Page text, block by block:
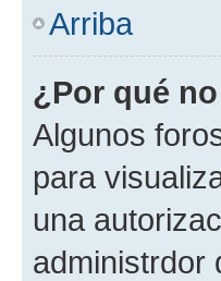
Arriba
¿Por qué
Algunos
para
una
administrdor